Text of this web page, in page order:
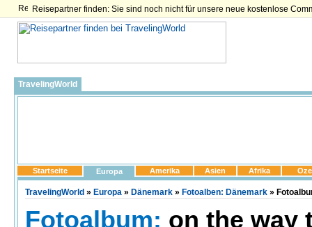
Reisepartner finden: Sie sind noch nicht für unsere neue kostenlose
TravelingWorld
Startseite Europa Amerika Asien Afrika
TravelingWorld » Europa » Dänemark » Fotoalben: Dänemark »
Fotoalbum: on the way